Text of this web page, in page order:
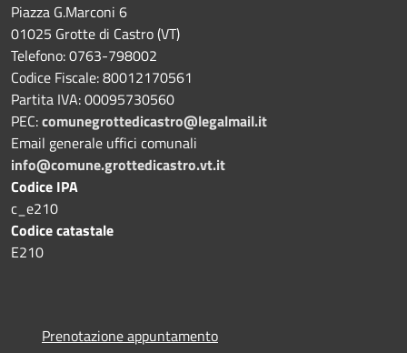
Piazza G.Marconi 6
01025 Grotte di Castro (VT)
Telefono: 0763-798002
Codice Fiscale: 80012170561
Partita IVA: 00095730560
PEC:comunegrottedicastro@legalmail.it
Email generale uffici comunali
info@comune.grottedicastro.vt.it
Codice IPA
c_e210
Codice catastale
E210
Prenotazione appuntamento